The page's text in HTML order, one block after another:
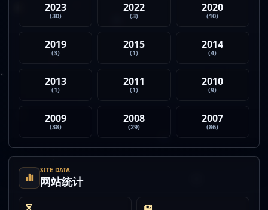
2023
(30)
2022
(3)
2020
(10)
2019
(3)
2015
(1)
2014
(4)
2013
(1)
2011
(1)
2010
(9)
2009
(38)
2008
(29)
2007
(86)
SITE DATA
网站统计